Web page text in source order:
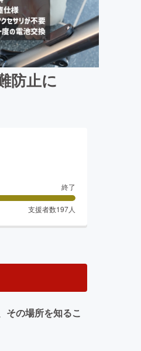
防止に
終了
支援者数197人
その場所を知るこ